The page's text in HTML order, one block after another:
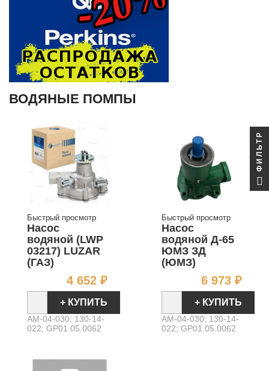
ВОДЯНЫЕ ПОМПЫ
Быстрый просмотр
Насос
водяной (LWP
03217) LUZAR
(ГАЗ)
4 652 ₽Цена
+ КУПИТЬ
AM-04-030; 130-14-
022; GP01.05.0062
Быстрый просмотр
Насос
водяной Д-65
ЮМЗ ЗД
(ЮМЗ)
6 973 ₽
+ КУПИТЬ
AM-04-030; 130-14-
022; GP01.05.0062
ФИЛЬТР